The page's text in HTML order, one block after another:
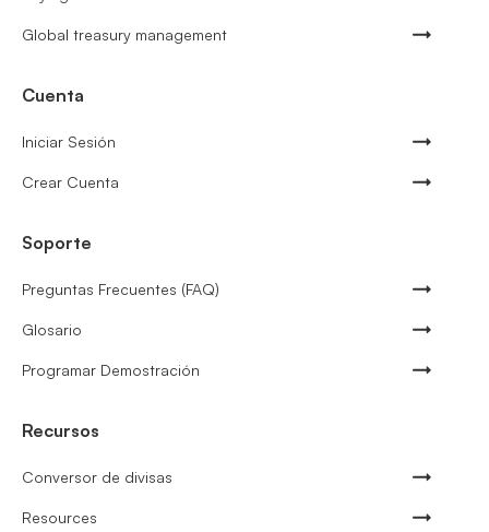
Global treasury management
Cuenta
Iniciar Sesión
Crear Cuenta
Soporte
Preguntas Frecuentes (FAQ)
Glosario
Programar Demostración
Recursos
Conversor de divisas
Resources